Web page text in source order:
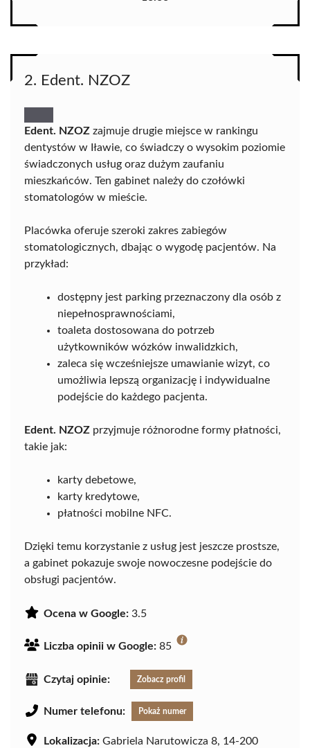
2. Edent. NZOZ
Edent. NZOZ zajmuje drugie miejsce w rankingu
dentystów w Iławie, co świadczy o wysokim poziomie
świadczonych usług oraz dużym zaufaniu
mieszkańców. Ten gabinet należy do czołówki
stomatologów w mieście.
Placówka oferuje szeroki zakres zabiegów
stomatologicznych, dbając o wygodę pacjentów. Na
przykład:
dostępny jest parking przeznaczony dla osób z
niepełnosprawnościami,
toaleta dostosowana do potrzeb
użytkowników wózków inwalidzkich,
zaleca się wcześniejsze umawianie wizyt, co
umożliwia lepszą organizację i indywidualne
podejście do każdego pacjenta.
Edent. NZOZ przyjmuje różnorodne formy płatności,
takie jak:
karty debetowe,
karty kredytowe,
płatności mobilne NFC.
Dzięki temu korzystanie z usług jest jeszcze prostsze,
a gabinet pokazuje swoje nowoczesne podejście do
obsługi pacjentów.
Ocena w Google: 3.5
Liczba opinii w Google: 85
Czytaj opinie: Zobacz profil
Numer telefonu: Pokaż numer
Lokalizacja: Gabriela Narutowicza 8, 14-200